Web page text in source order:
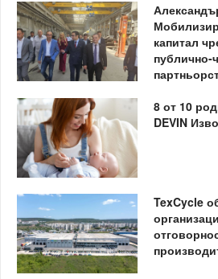
капитал
публично-
8 от 10
DEVIN
TexCycle